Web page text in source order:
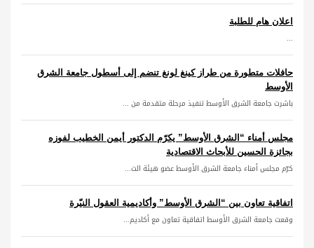
اعلان هام للطلبة
...
حافلات متطورة من طراز كينغ لونغ تنضم إلى أسطول جامعة الشرق
الأوسط
باشرت جامعة الشرق الأوسط تنفيذ مرحلة متقدمة من ...
مجلس أمناء “الشرق الأوسط” يكرّم الدكتور أيمن الخطيب لفوزه
بجائزة الحسين للأبحاث الاقتصادية
كرّم مجلس أمناء جامعة الشرق الأوسط عضو هيئة الت...
اتفاقية تعاون بين “الشرق الأوسط” وأكاديمية العقول النيّرة
وقعت جامعة الشرق الأوسط اتفاقية تعاون مع أكاديم...